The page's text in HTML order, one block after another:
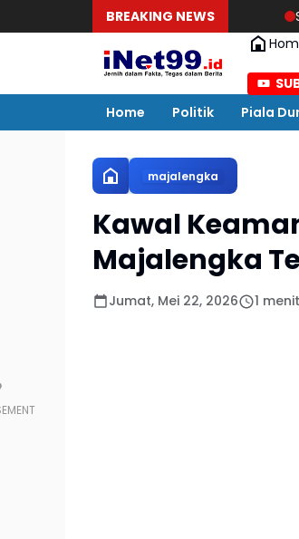
BREAKING NEWSSatpol PP Kota
Home
Politik Piala
majalengka
Kawal
Majalengka
Jumat, Mei 22, 2026 1